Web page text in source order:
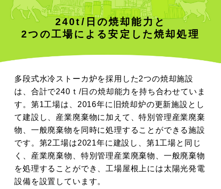
許可情報
CSR活動
会社案内パンフレット（PDF）
価格表（PDF）
造粒固化(高清水エコプラザ)
廃棄物コンサルティング
プライバシーポリシー
お問い合わせ
240t/日の焼却能力と
2つの工場による安定した焼却処理
多段式水冷ストーカ炉を採用した2つの焼却施設
は、合計で240ｔ/日の焼却能力を持ち合わせていま
す。第1工場は、2016年に旧焼却炉の更新施設とし
て建設し、産業廃棄物に加えて、特別管理産業廃棄
物、一般廃棄物を同時に処理することができる施設
です。第2工場は2021年に建設し、第1工場と同じ
く、産業廃棄物、特別管理産業廃棄物、一般廃棄物
を処理することができ、工場屋根上には太陽光発電
設備を設置しています。